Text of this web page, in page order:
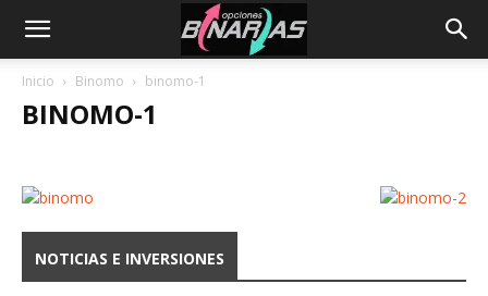
Inicio Binomo binomo-1
BINOMO-1
NOTICIAS E INVERSIONES